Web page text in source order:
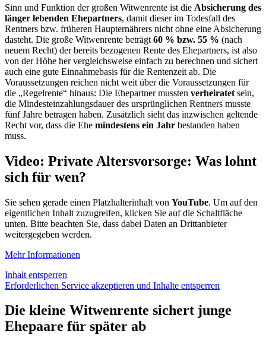
Sinn und Funktion der großen Witwenrente ist die Absicherung des
länger lebenden Ehepartners, damit dieser im Todesfall des
Rentners bzw. früheren Haupternährers nicht ohne eine Absicherung
dasteht. Die große Witwenrente beträgt 60 % bzw. 55 % (nach
neuem Recht) der bereits bezogenen Rente des Ehepartners, ist also
von der Höhe her vergleichsweise einfach zu berechnen und sichert
auch eine gute Einnahmebasis für die Rentenzeit ab. Die
Voraussetzungen reichen nicht weit über die Voraussetzungen für
die „Regelrente“ hinaus: Die Ehepartner mussten verheiratet sein,
die Mindesteinzahlungsdauer des ursprünglichen Rentners musste
fünf Jahre betragen haben. Zusätzlich sieht das inzwischen geltende
Recht vor, dass die Ehe mindestens ein Jahr bestanden haben
muss.
Video: Private Altersvorsorge: Was lohnt
sich für wen?
Sie sehen gerade einen Platzhalterinhalt von YouTube. Um auf den
eigentlichen Inhalt zuzugreifen, klicken Sie auf die Schaltfläche
unten. Bitte beachten Sie, dass dabei Daten an Drittanbieter
weitergegeben werden.
Mehr Informationen
Inhalt entsperren
Erforderlichen Service akzeptieren und Inhalte entsperren
Die kleine Witwenrente sichert junge
Ehepaare für später ab